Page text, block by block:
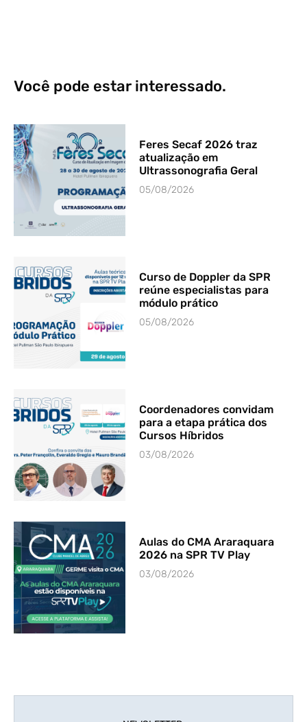
Você pode estar interessado.
Feres Secaf 2026 traz
atualização em
Ultrassonografia Geral
05/08/2026
Curso de Doppler da SPR
reúne especialistas para
módulo prático
05/08/2026
Coordenadores convidam
para a etapa prática dos
Cursos Híbridos
03/08/2026
Aulas do CMA Araraquara
2026 na SPR TV Play
03/08/2026